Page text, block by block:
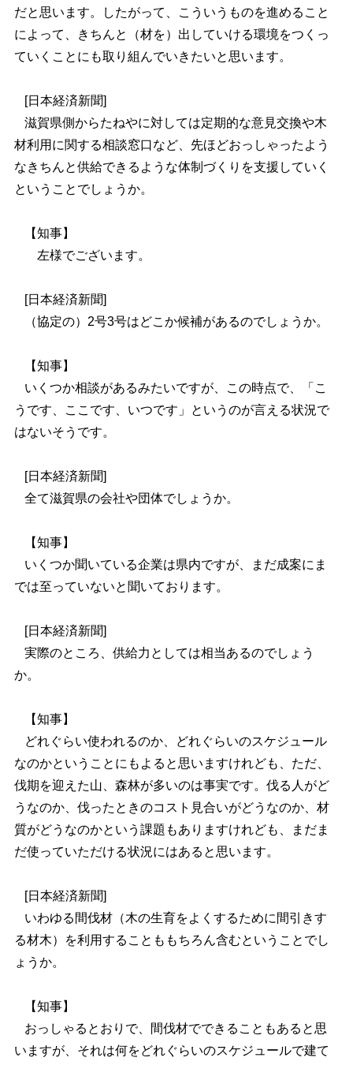
だと思います。したがって、こういうものを進めること
によって、きちんと（材を）出していける環境をつくっ
ていくことにも取り組んでいきたいと思います。
[日本経済新聞]
滋賀県側からたねやに対しては定期的な意見交換や木
材利用に関する相談窓口など、先ほどおっしゃったよう
なきちんと供給できるような体制づくりを支援していく
ということでしょうか。
【知事】
左様でございます。
[日本経済新聞]
（協定の）2号3号はどこか候補があるのでしょうか。
【知事】
いくつか相談があるみたいですが、この時点で、「こ
うです、ここです、いつです」というのが言える状況で
はないそうです。
[日本経済新聞]
全て滋賀県の会社や団体でしょうか。
【知事】
いくつか聞いている企業は県内ですが、まだ成案にま
では至っていないと聞いております。
[日本経済新聞]
実際のところ、供給力としては相当あるのでしょう
か。
【知事】
どれぐらい使われるのか、どれぐらいのスケジュール
なのかということにもよると思いますけれども、ただ、
伐期を迎えた山、森林が多いのは事実です。伐る人がど
うなのか、伐ったときのコスト見合いがどうなのか、材
質がどうなのかという課題もありますけれども、まだま
だ使っていただける状況にはあると思います。
[日本経済新聞]
いわゆる間伐材（木の生育をよくするために間引きす
る材木）を利用することももちろん含むということでし
ょうか。
【知事】
おっしゃるとおりで、間伐材でできることもあると思
いますが、それは何をどれぐらいのスケジュールで建て